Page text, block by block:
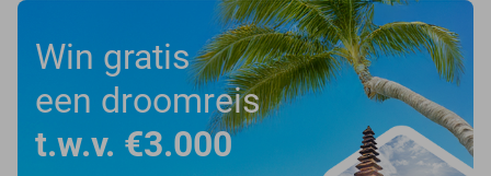
Win gratis
een droomreis
t.w.v. €3.000